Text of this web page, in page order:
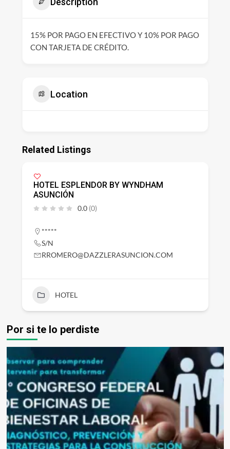
15% POR PAGO EN EFECTIVO Y 10% POR PAGO
CON TARJETA DE CRÉDITO.
Location
Related Listings
HOTEL ESPLENDOR BY WYNDHAM
ASUNCIÓN
0.0 (0)
*****
S/N
RROMERO@DAZZLERASUNCION.COM
HOTEL
Por si te lo perdiste